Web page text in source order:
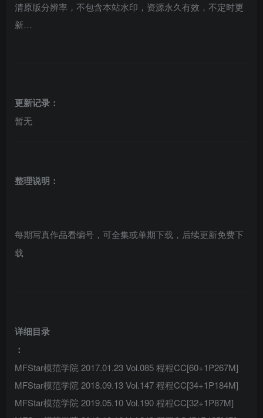
清原版分辨率，不包含本站水印，资源永久有效，不定时更
新…
更新记录：
暂无
整理说明：
每期写真作品看编号，可全集或单期下载，后续更新免费下
载
详细目录
：
MFStar模范学院 2017.01.23 Vol.085 程程CC[60+1P267M]
MFStar模范学院 2018.09.13 Vol.147 程程CC[34+1P184M]
MFStar模范学院 2019.05.10 Vol.190 程程CC[32+1P87M]